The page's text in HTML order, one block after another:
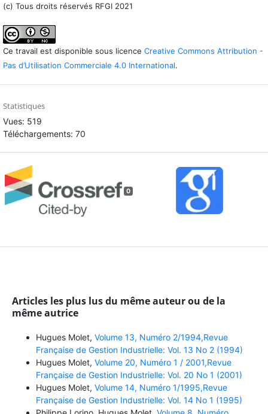
(c) Tous droits réservés RFGI 2021
Ce travail est disponible sous licence Creative Commons Attribution -
Pas d’Utilisation Commerciale 4.0 International.
Statistiques
Vues: 519
Téléchargements: 70
0
Articles les plus lus du même auteur ou de la
même autrice
Hugues Molet, Volume 13, Numéro 2/1994,Revue
Française de Gestion Industrielle: Vol. 13 No 2 (1994)
Hugues Molet, Volume 20, Numéro 1 / 2001,Revue
Française de Gestion Industrielle: Vol. 20 No 1 (2001)
Hugues Molet, Volume 14, Numéro 1/1995,Revue
Française de Gestion Industrielle: Vol. 14 No 1 (1995)